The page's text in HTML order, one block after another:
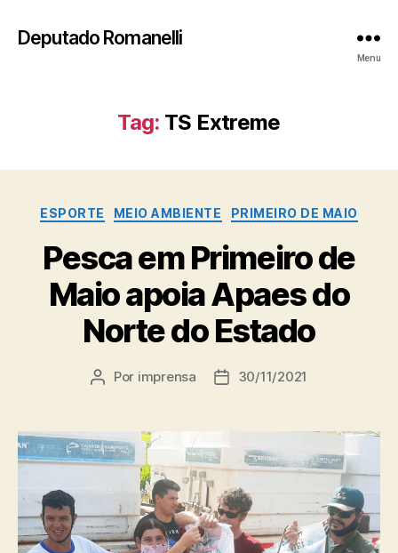
Deputado Romanelli
Menu
Tag: TS Extreme
Categorias
ESPORTE MEIO AMBIENTE PRIMEIRO DE MAIO
Pesca em Primeiro de
Maio apoia Apaes do
Norte do Estado
Autor
Por imprensa
Data30/11/2021